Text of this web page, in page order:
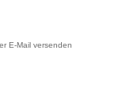
E-Mail versenden